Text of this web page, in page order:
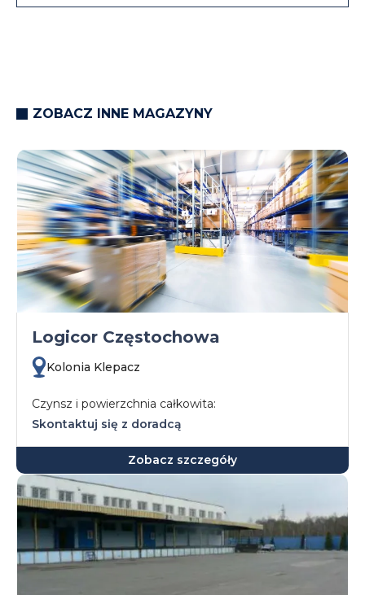
ZOBACZ INNE MAGAZYNY
Logicor Częstochowa
Kolonia Klepacz
Czynsz i powierzchnia całkowita:
Skontaktuj się z doradcą
Zobacz szczegóły